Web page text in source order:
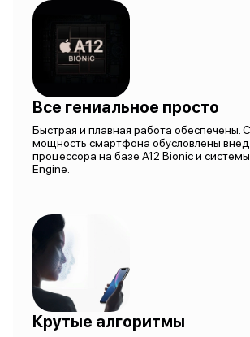
Все гениальное просто
Быстрая и плавная работа обеспечены.
мощность смартфона обусловлены
процессора на базе A12 Bionic и
Engine.
Крутые алгоритмы